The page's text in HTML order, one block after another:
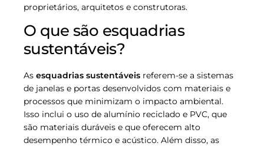
proprietários, arquitetos e construtoras.
O que são esquadrias
sustentáveis?
As esquadrias sustentáveis referem-se a sistemas
de janelas e portas desenvolvidos com materiais e
processos que minimizam o impacto ambiental.
Isso inclui o uso de alumínio reciclado e PVC, que
são materiais duráveis e que oferecem alto
desempenho térmico e acústico. Além disso, as